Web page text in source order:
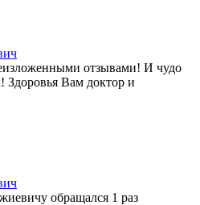
отзывами! И чудо
Здоровья Вам доктор и
обращался 1 раз